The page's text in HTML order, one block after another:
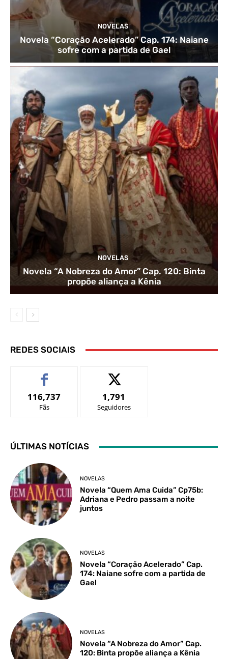
NOVELAS
Novela “Coração Acelerado” Cap. 174: Naiane
sofre com a partida de Gael
NOVELAS
Novela “A Nobreza do Amor” Cap. 120: Binta
propõe aliança a Kênia
REDES SOCIAIS
116,737
Fãs
1,791
Seguidores
ÚLTIMAS NOTÍCIAS
NOVELAS
Novela “Quem Ama Cuida” Cp75b:
Adriana e Pedro passam a noite
juntos
NOVELAS
Novela “Coração Acelerado” Cap.
174: Naiane sofre com a partida de
Gael
NOVELAS
Novela “A Nobreza do Amor” Cap.
120: Binta propõe aliança a Kênia